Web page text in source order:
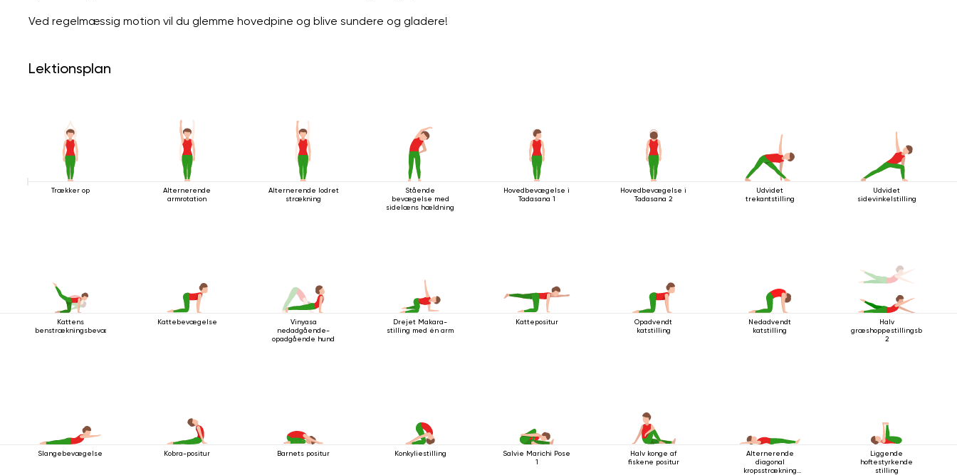
Ved regelmæssig motion vil du glemme hovedpine og blive sundere og gladere!
Lektionsplan
Trækker op
Alternerende
armrotation
Alternerende lodret
strækning
Stående
bevægelse med
sidelæns hældning
Hovedbevægelse i
Tadasana 1
Hovedbevægelse i
Tadasana 2
Udvidet
trekantstilling
Udvidet
sidevinkelstilling
Kattens
benstrækningsbevægelse
Kattebevægelse
Vinyasa
nedadgående-
opadgående hund
Drejet Makara-
stilling med én arm
Kattepositur
Opadvendt
katstilling
Nedadvendt
katstilling
Halv
2
Slangebevægelse Kobra-positur Barnets positur Konkyliestilling
Salvie Marichi Pose
1
Halv konge af
fiskene positur
Alternerende
diagonal
kropsstrækning
Liggende
hoftestyrkende
stilling